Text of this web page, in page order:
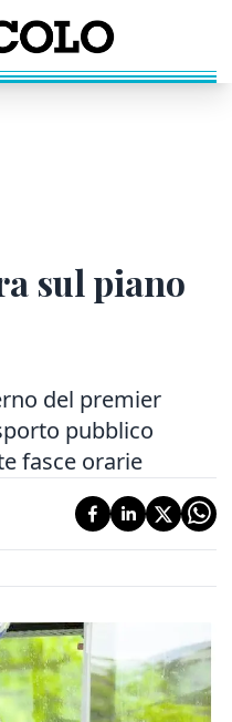
sul piano
del premier
pubblico
fasce orarie